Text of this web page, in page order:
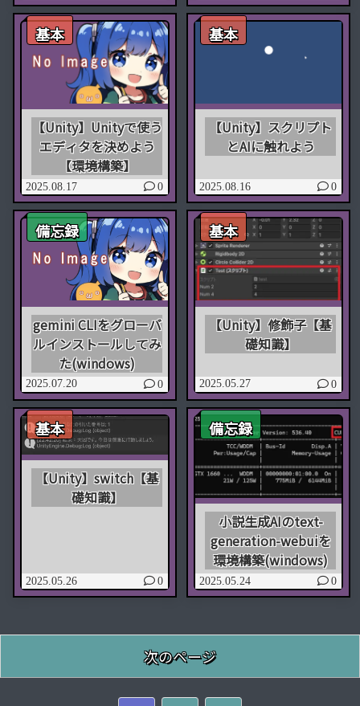
基本
【Unity】Unityで使う
エディタを決めよう
【環境構築】
2025.08.17 0
基本
【Unity】スクリプト
とAIに触れよう
2025.08.16 0
備忘録
gemini CLIをグローバ
ルインストールしてみ
た(windows)
2025.07.20 0
基本
【Unity】修飾子【基
礎知識】
2025.05.27 0
基本
【Unity】switch【基
礎知識】
2025.05.26 0
備忘録
小説生成AIのtext-
generation-webuiを
環境構築(windows)
2025.05.24 0
次のページ